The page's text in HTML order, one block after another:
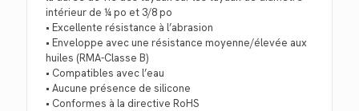
intérieur de ¼ po et 3/8 po
• Excellente résistance à l’abrasion
• Enveloppe avec une résistance moyenne/élevée aux
huiles (RMA-Classe B)
• Compatibles avec l’eau
• Aucune présence de silicone
• Conformes à la directive RoHS